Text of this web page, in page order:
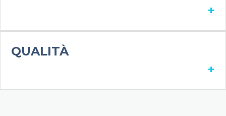
+
QUALITÀ
+